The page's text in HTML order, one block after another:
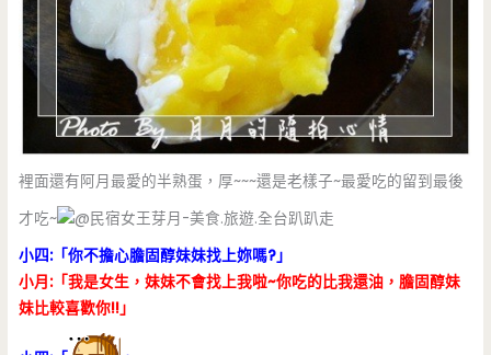
裡面還有阿月最愛的半熟蛋，厚~~~還是老樣子~最愛吃的留到最後
才吃~
小四:「你不擔心膽固醇妹妹找上妳嗎?」
小月:「我是女生，妹妹不會找上我啦~你吃的比我還油，膽固醇妹
妹比較喜歡你!!」